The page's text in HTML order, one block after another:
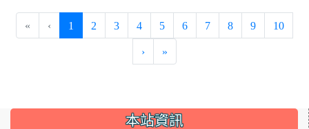
« ‹ 1 (current)
2 3 4 5 6 7 8 9 10
› »
::: 本站資訊